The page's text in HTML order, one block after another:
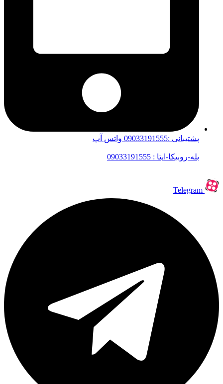
پشتیبانی :09033191555 واتس آپ
بله-روبیکا-ایتا : 09033191555
Telegram